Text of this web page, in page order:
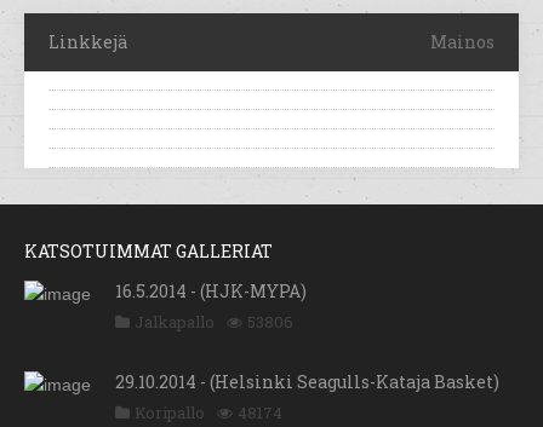
Linkkejä Mainos
KATSOTUIMMAT GALLERIAT
16.5.2014 - (HJK-MYPA)
Jalkapallo 53806
29.10.2014 - (Helsinki Seagulls-Kataja Basket)
Koripallo 48174